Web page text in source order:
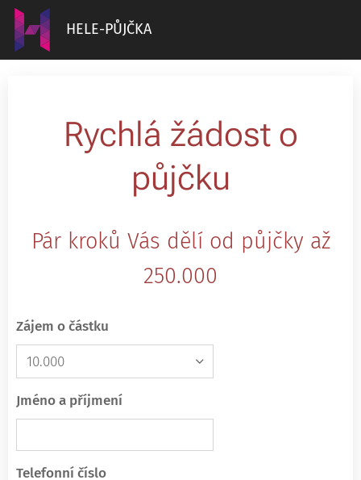
HELE-PŮJČKA
Rychlá žádost o
půjčku
Pár kroků Vás dělí od půjčky až
250.000
Zájem o částku
Jméno a příjmení
Telefonní číslo